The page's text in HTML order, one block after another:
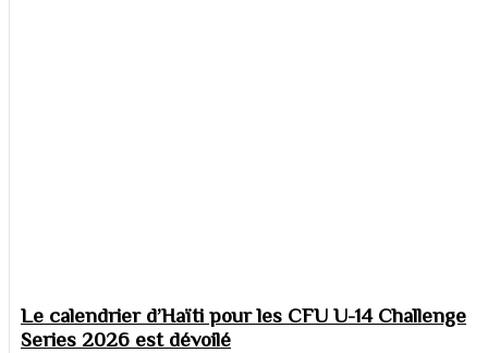
Le calendrier d’Haïti pour les CFU U-14 Challenge
Series 2026 est dévoilé